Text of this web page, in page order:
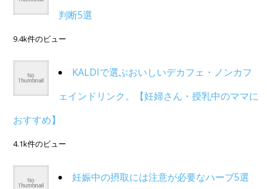
判断5選
9.4k件のビュー
KALDIで選ぶおいしいデカフェ・ノンカフ
ェインドリンク。【妊婦さん・授乳中のママに
おすすめ】
4.1k件のビュー
妊娠中の摂取には注意が必要なハーブ5選